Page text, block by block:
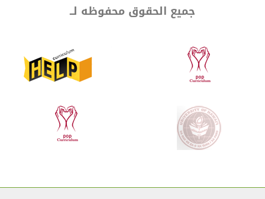
جميع الحقوق محفوظه لــ